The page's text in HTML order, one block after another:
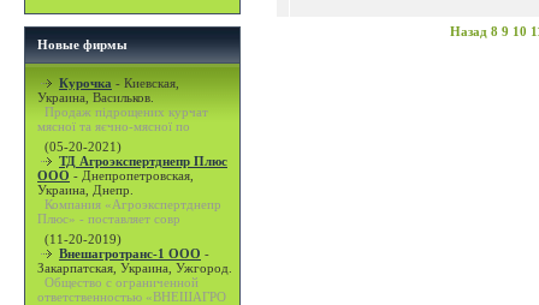
Новые фирмы
Курочка - Киевская,
Украина, Васильков.
Продаж підрощених курчат
мясної та яєчно-мясної по
(05-20-2021)
ТД Агроэкспертднепр Плюс
ООО - Днепропетровская,
Украина, Днепр.
Компания «Агроэкспертднепр
Плюс» - поставляет совр
(11-20-2019)
Внешагротранс-1 ООО -
Закарпатская, Украина, Ужгород.
Общество с ограниченной
ответственностью «ВНЕШАГРО
Назад 8 9 10